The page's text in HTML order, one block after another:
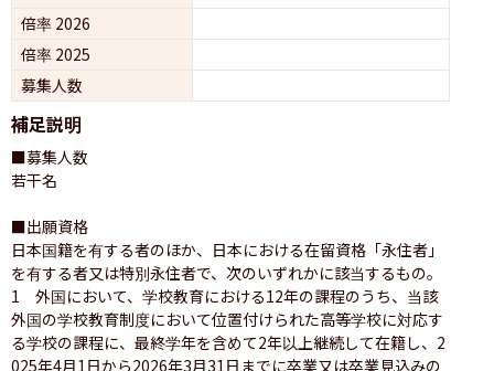
倍率 2026
倍率 2025
募集人数
補足説明
■募集人数
若干名
■出願資格
日本国籍を有する者のほか、日本における在留資格「永住者」
を有する者又は特別永住者で、次のいずれかに該当するもの。
1　外国において、学校教育における12年の課程のうち、当該
外国の学校教育制度において位置付けられた高等学校に対応す
る学校の課程に、最終学年を含めて2年以上継続して在籍し、2
025年4月1日から2026年3月31日までに卒業又は卒業見込みの